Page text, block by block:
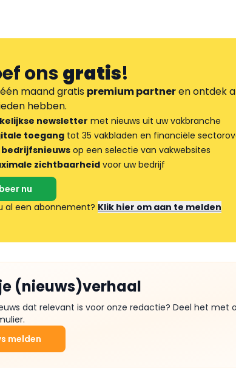
onsgratis!
maand gratis premium partneren ontdek
hebben.
newsletter met nieuws uit uw vakbranche
toegang tot 35 vakbladen en financiële
bedrijfsnieuws op een selectie van vakwebsites
zichtbaarheidvoor uw bedrijf
nu
al een abonnement? Klik hier om aan te melden
(nieuws)verhaal
dat relevant is voor onze redactie? Deel het met
melden